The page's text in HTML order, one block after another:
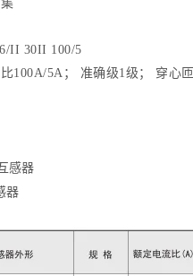
II 30II 100/5
5A； 准确级1级； 穿心匝
感器
器